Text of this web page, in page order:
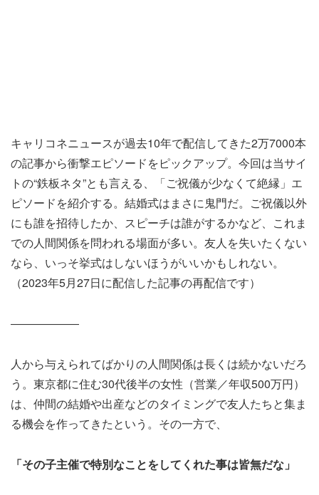
キャリコネニュースが過去10年で配信してきた2万7000本
の記事から衝撃エピソードをピックアップ。今回は当サイ
トの“鉄板ネタ”とも言える、「ご祝儀が少なくて絶縁」エ
ピソードを紹介する。結婚式はまさに鬼門だ。ご祝儀以外
にも誰を招待したか、スピーチは誰がするかなど、これま
での人間関係を問われる場面が多い。友人を失いたくない
なら、いっそ挙式はしないほうがいいかもしれない。
（2023年5月27日に配信した記事の再配信です）
――――――
人から与えられてばかりの人間関係は長くは続かないだろ
う。東京都に住む30代後半の女性（営業／年収500万円）
は、仲間の結婚や出産などのタイミングで友人たちと集ま
る機会を作ってきたという。その一方で、
「その子主催で特別なことをしてくれた事は皆無だな」